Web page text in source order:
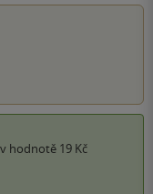
v hodnotě 19 Kč